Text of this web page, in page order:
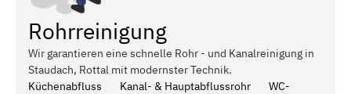
Rohrreinigung
Wir garantieren eine schnelle Rohr - und Kanalreinigung in
Staudach, Rottal mit modernster Technik.
Küchenabfluss
Kanal- & Hauptabflussrohr
WC-